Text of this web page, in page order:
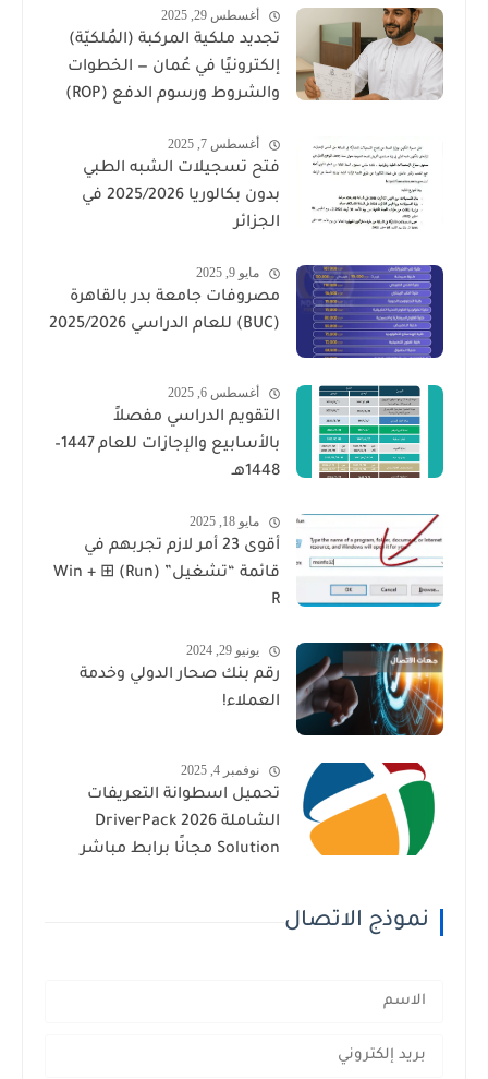
أغسطس 29, 2025
تجديد ملكية المركبة (المُلكيّة)
إلكترونيًا في عُمان — الخطوات
والشروط ورسوم الدفع (ROP)
أغسطس 7, 2025
فتح تسجيلات الشبه الطبي
بدون بكالوريا 2025/2026 في
الجزائر
مايو 9, 2025
مصروفات جامعة بدر بالقاهرة
(BUC) للعام الدراسي 2025/2026
أغسطس 6, 2025
التقويم الدراسي مفصلاً
بالأسابيع والإجازات للعام 1447–
1448هـ
مايو 18, 2025
أقوى 23 أمر لازم تجربهم في
قائمة “تشغيل” (Run) ⊞ Win +
R
يونيو 29, 2024
رقم بنك صحار الدولي وخدمة
العملاء!
نوفمبر 4, 2025
تحميل اسطوانة التعريفات
الشاملة 2026 DriverPack
Solution مجانًا برابط مباشر
نموذج الاتصال